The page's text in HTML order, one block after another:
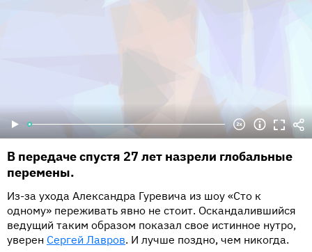
В передаче спустя 27 лет назрели глобальные
перемены.
Из-за ухода Александра Гуревича из шоу «Сто к
одному» переживать явно не стоит. Оскандалившийся
ведущий таким образом показал свое истинное нутро,
уверен Сергей Лавров. И лучше поздно, чем никогда.